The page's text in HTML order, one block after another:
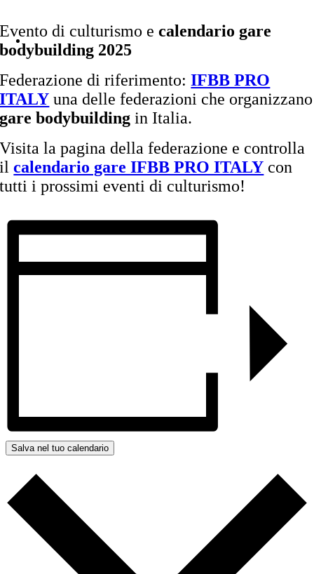
Evento di culturismo ecalendario gare
bodybuilding 2025
Federazione di riferimento:IFBB PRO
ITALY una delle federazioni che organizzano
gare bodybuildingin Italia.
Visita la pagina della federazione e controlla
ilcalendario gare IFBB PRO ITALY con
tutti i prossimi eventi di culturismo!
Salva nel tuo calendario